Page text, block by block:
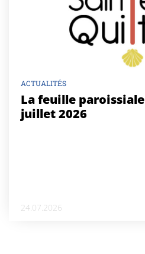
ACTUALITÉS
La feuille
juillet 2026
24.07.2026